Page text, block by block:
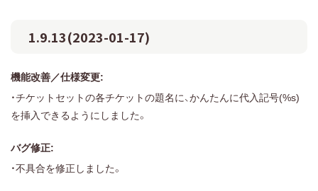
1.9.13(2023-01-17)
機能改善／仕様変更:
・チケットセットの各チケットの題名に、かんたんに代入記号(%s)
を挿入できるようにしました。
バグ修正:
・不具合を修正しました。